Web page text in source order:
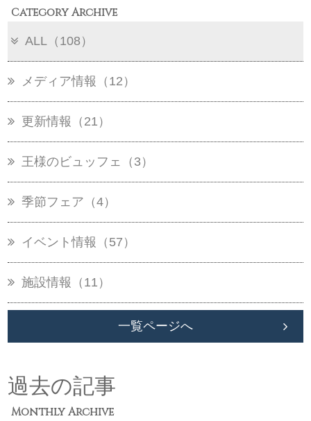
Category Archive
ALL（108）
メディア情報（12）
更新情報（21）
王様のビュッフェ（3）
季節フェア（4）
イベント情報（57）
施設情報（11）
一覧ページへ
過去の記事
Monthly Archive